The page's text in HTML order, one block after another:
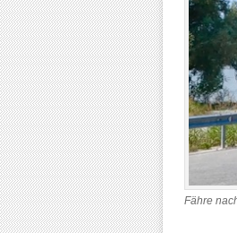
Fähre